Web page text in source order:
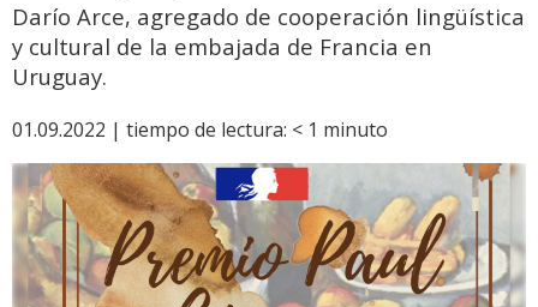
Darío Arce, agregado de cooperación lingüística
y cultural de la embajada de Francia en
Uruguay.
01.09.2022 | tiempo de lectura: < 1 minuto